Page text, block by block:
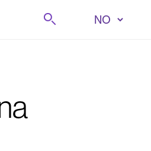
Søk på